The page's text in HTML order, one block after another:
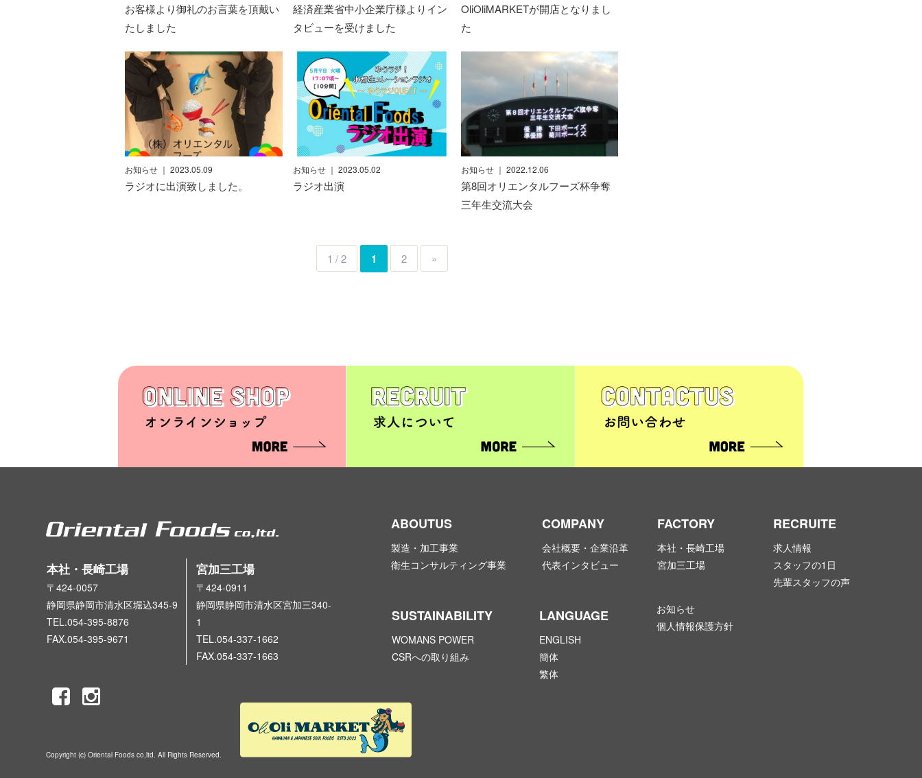
お客様より御礼のお言葉を頂戴い
たしました
経済産業省中小企業庁様よりイン
タビューを受けました
OliOliMARKETが開店となりまし
た
お知らせ ｜ 2023.05.09
ラジオに出演致しました。
お知らせ ｜ 2023.05.02
ラジオ出演
お知らせ ｜ 2022.12.06
第8回オリエンタルフーズ杯争奪
三年生交流大会
1 / 2 1 2 »
本社・長崎工場
〒424-0057
静岡県静岡市清水区堀込345-9
TEL.054-395-8876
FAX.054-395-9671
宮加三工場
〒424-0911
静岡県静岡市清水区宮加三340-
1
TEL.054-337-1662
FAX.054-337-1663
ABOUTUS
製造・加工事業
衛生コンサルティング事業
COMPANY
会社概要・企業沿革
代表インタビュー
FACTORY
本社・長崎工場
宮加三工場
RECRUITE
求人情報
スタッフの1日
先輩スタッフの声
SUSTAINABILITY
WOMANS POWER
CSRへの取り組み
LANGUAGE
ENGLISH
簡体
繁体
お知らせ
個人情報保護方針
Copyright (c) Oriental Foods co,ltd. All Rights Reserved.